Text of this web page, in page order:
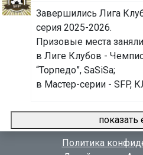
Завершились Лига
серия 2025-2026.
Призовые места
в Лиге Клубов -
“Торпедо”, SaSiSa;
⁠⁠⁠⁠⁠⁠⁠в Мастер-серии - SFP,
показать
Политика